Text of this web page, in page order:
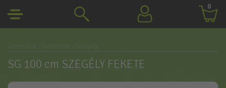
0
SG 100 cm SZEGÉLY FEKETE